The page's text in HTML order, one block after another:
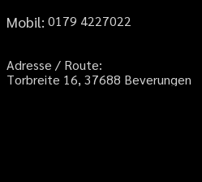
Mobil: 01 79 4227022
Adresse / Route:
Torbreite 16, 37688 Beverungen